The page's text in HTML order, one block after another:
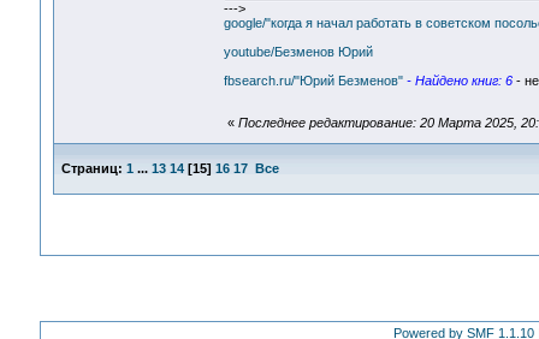
--->
google/"когда я начал работать в советском
youtube/Безменов Юрий
fbsearch.ru/"Юрий Безменов" - Найдено книг: 6-
« Последнее редактирование: 20 Марта 2025,
Страниц: 1 ... 13 14[15] 16 17 Все
Powered by SMF 1.1.10